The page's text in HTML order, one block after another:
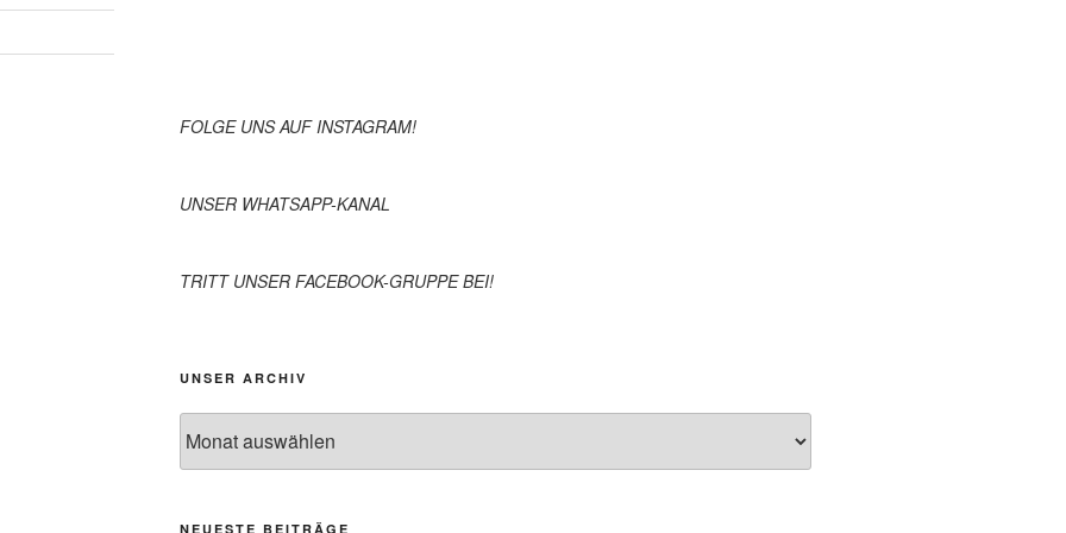
FOLGE UNS AUF INSTAGRAM!
UNSER WHATSAPP-KANAL
TRITT UNSER FACEBOOK-GRUPPE BEI!
UNSER ARCHIV
NEUESTE BEITRÄGE